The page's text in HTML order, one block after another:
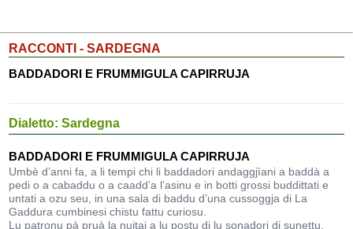
RACCONTI - SARDEGNA
BADDADORI E FRUMMIGULA CAPIRRUJA
Dialetto: Sardegna
BADDADORI E FRUMMIGULA CAPIRRUJA
Umbè d’anni fa, a li tempi chi li baddadori andaggjìani a baddà a
pedi o a cabaddu o a caadd’a l’asinu e in botti grossi buddittati e
untati a ozu seu, in una sala di baddu d’una cussoggja di La
Gaddura cumbinesi chistu fattu curiosu.
Lu patronu pà pruà la nuitai a lu postu di lu sonadori di sunettu,